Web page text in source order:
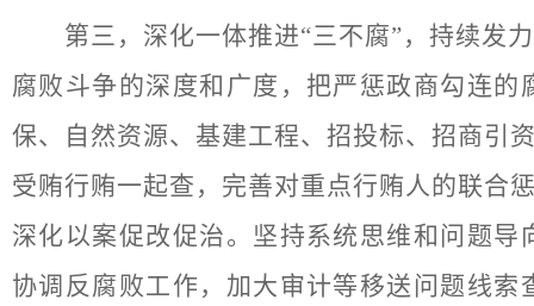
第三，深化一体推进“三不腐”，持续发力
腐败斗争的深度和广度，把严惩政商勾连
保、自然资源、基建工程、招投标、招商引
受贿行贿一起查，完善对重点行贿人的联合
深化以案促改促治。坚持系统思维和问题
协调反腐败工作，加大审计等移送问题线